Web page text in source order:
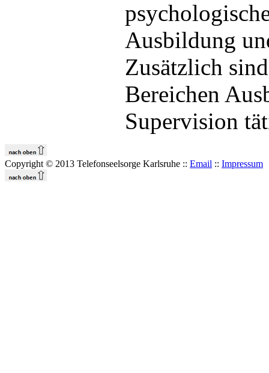
Ausbildung
Zusätzlich
Bereichen
Supervision
Copyright © 2013 Telefonseelsorge Karlsruhe :: Email :: Impressum